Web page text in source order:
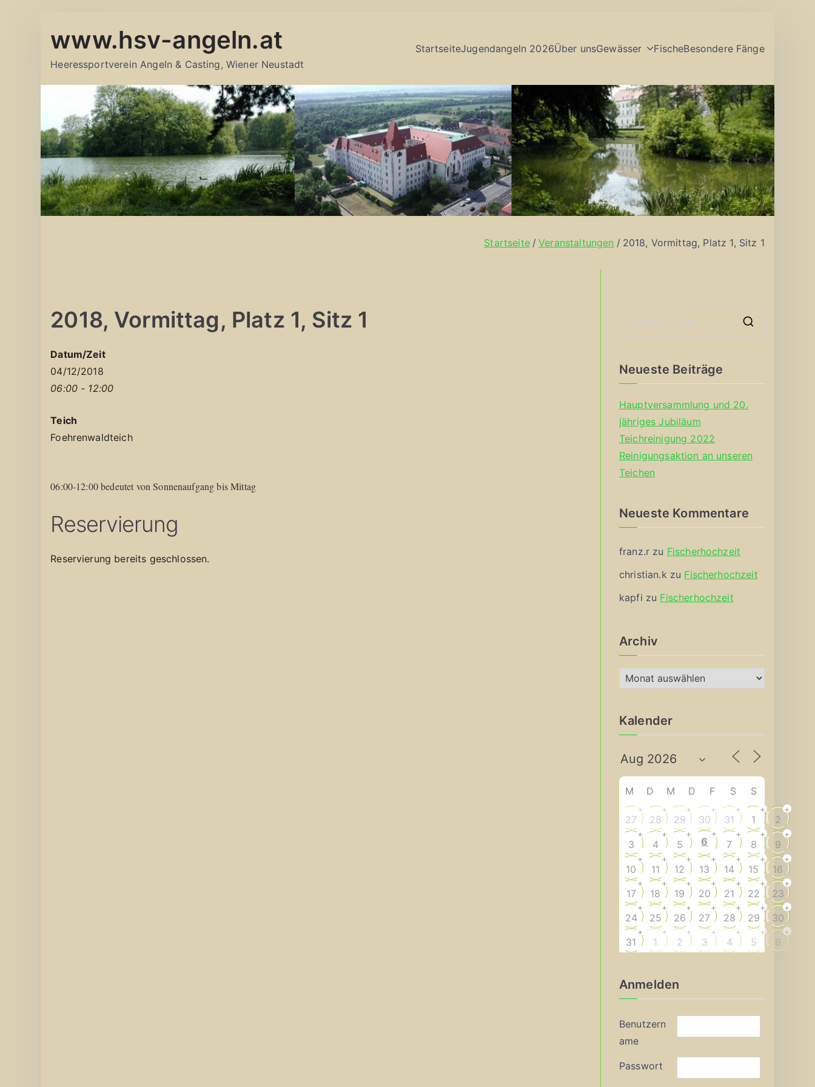
Inhalt
www.hsv-angeln.at
Heeressportverein Angeln & Casting, Wiener Neustadt
StartseiteJugendangeln 2026Über unsGewässer FischeBesondere Fänge
Startseite Veranstaltungen 2018, Vormittag, Platz 1, Sitz 1
2018, Vormittag, Platz 1, Sitz 1
Datum/Zeit
04/12/2018
06:00 - 12:00
Teich
Foehrenwaldteich
06:00-12:00 bedeutet von Sonnenaufgang bis Mittag
Reservierung
Reservierung bereits geschlossen.
Neueste Beiträge
Hauptversammlung und 20.
jähriges Jubiläum
Teichreinigung 2022
Reinigungsaktion an unseren
Teichen
Neueste Kommentare
franz.r zu Fischerhochzeit
christian.k zu Fischerhochzeit
kapfi zu Fischerhochzeit
Archiv
r
h
v
Kalender
M D M D F S S
27
+
28
+
29
+
30
+
31
+
1
+
2
+
3
+
4
+
5
+
6
+
7
+
8
+
9
+
10
+
11
+
12
+
13
+
14
+
15
+
16
+
17
+
18
+
19
+
20
+
21
+
22
+
23
+
24
+
25
+
26
+
27
+
28
+
29
+
30
+
31
+
1
+
2
+
3
+
4
+
5
+
6
+
Anmelden
Benutzern
ame
Passwort